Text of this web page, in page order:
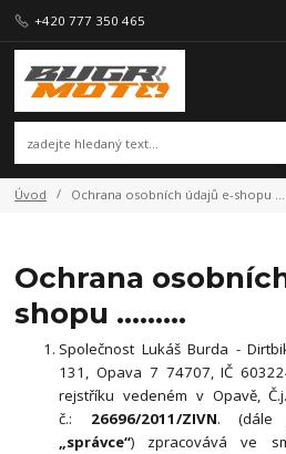
+420 777 350 465
Úvod Ochrana osobních údajů e-shopu
Ochrana
shopu ………
Společnost Lukáš Burda -
131, Opava 7 74707, IČ
rejstříku vedeném v Opavě,
č.: 26696/2011/ZIVN.
„správce“) zpracovává ve